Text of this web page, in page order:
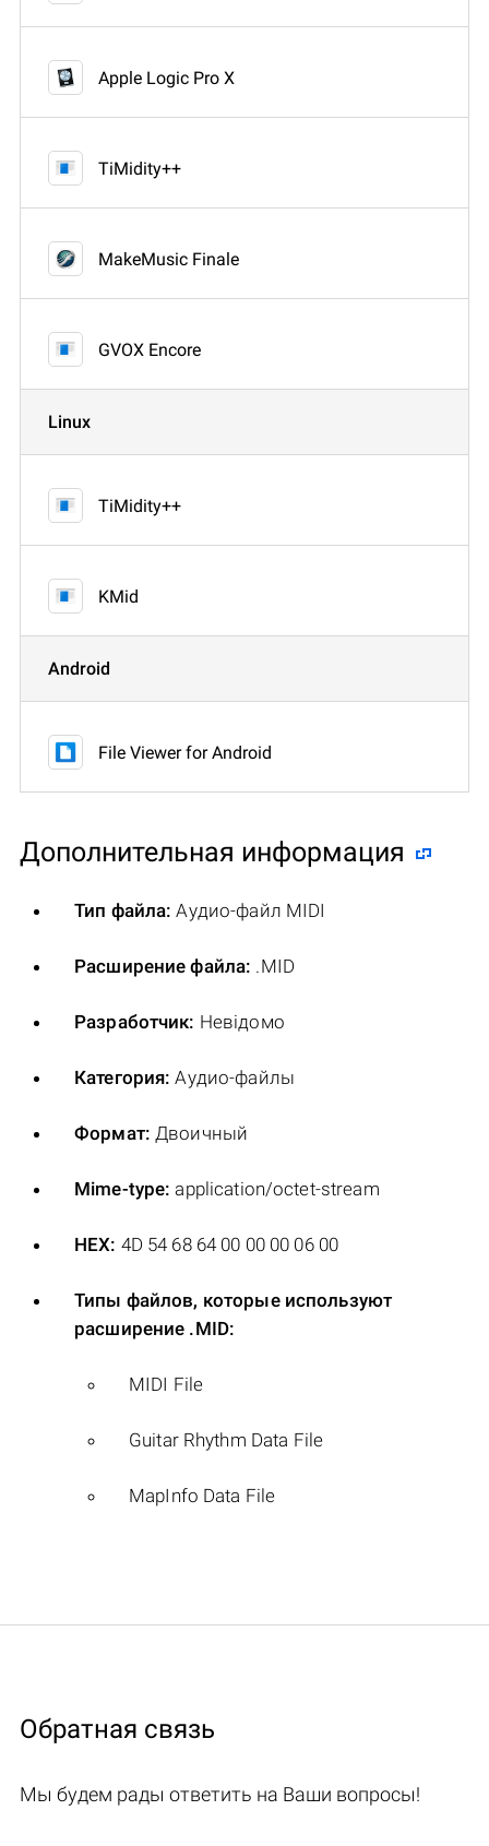
Apple Logic Pro X
TiMidity++
MakeMusic Finale
GVOX Encore
Linux
TiMidity++
KMid
Android
File Viewer for Android
Дополнительная информация
Тип файла: Аудио-файл MIDI
Расширение файла: .MID
Разработчик: Невідомо
Категория: Аудио-файлы
Формат: Двоичный
Mime-type: application/octet-stream
HEX: 4D 54 68 64 00 00 00 06 00
Типы файлов, которые используют
расширение .MID:
MIDI File
Guitar Rhythm Data File
MapInfo Data File
Обратная связь
Мы будем рады ответить на Ваши вопросы!